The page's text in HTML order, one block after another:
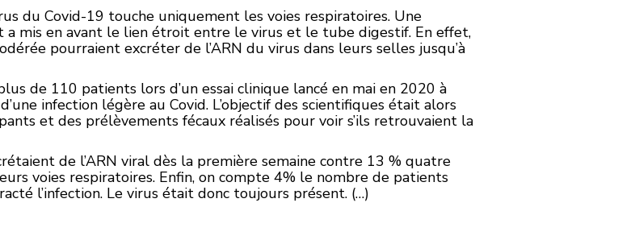
du Covid-19 touche uniquement les voies respiratoires. Une
a mis en avant le lien étroit entre le virus et le tube digestif. En effet,
pourraient excréter de l’ARN du virus dans leurs selles jusqu’à
de 110 patients lors d’un essai clinique lancé en mai en 2020 à
infection légère au Covid. L’objectif des scientifiques était alors
et des prélèvements fécaux réalisés pour voir s’ils retrouvaient la
de l’ARN viral dès la première semaine contre 13 % quatre
voies respiratoires. Enfin, on compte 4% le nombre de patients
l’infection. Le virus était donc toujours présent. (…)